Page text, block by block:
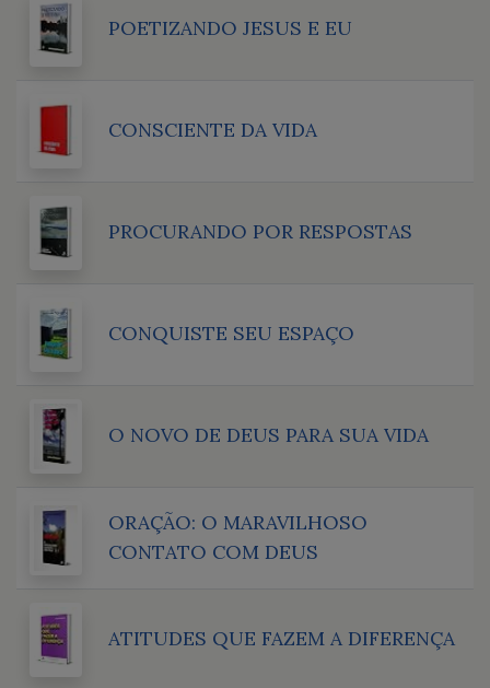
POETIZANDO JESUS E EU
CONSCIENTE DA VIDA
PROCURANDO POR RESPOSTAS
CONQUISTE SEU ESPAÇO
O NOVO DE DEUS PARA SUA VIDA
ORAÇÃO: O MARAVILHOSO
CONTATO COM DEUS
ATITUDES QUE FAZEM A DIFERENÇA